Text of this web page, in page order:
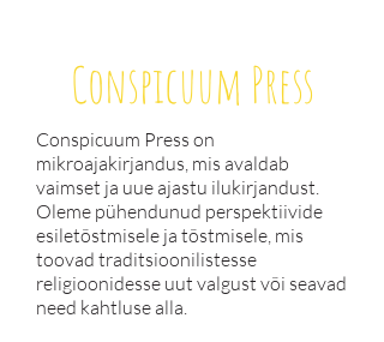
Conspicuum Press
Conspicuum Press on
mikroajakirjandus, mis avaldab
vaimset ja uue ajastu ilukirjandust.
Oleme pühendunud perspektiivide
esiletõstmisele ja tõstmisele, mis
toovad traditsioonilistesse
religioonidesse uut valgust või seavad
need kahtluse alla.